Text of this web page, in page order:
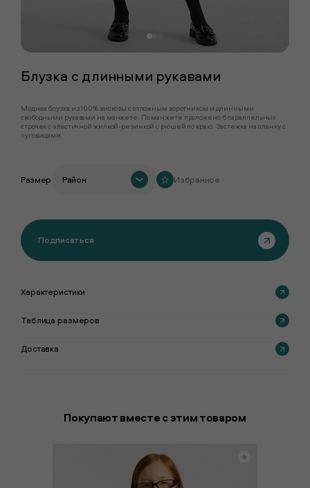
Блузка с длинными рукавами
Модная блузка из 100% вискозы с отложным воротником и длинными
свободными рукавами на манжете. По манжете проложено 6 параллельных
строчек с эластичной жилкой-резинкой с рюшей по краю. Застежка на планку с
пуговицами.
Размер Район
Подписаться
Избранное
Характеристики
Таблица размеров
Доставка
Покупают вместе с этим товаром